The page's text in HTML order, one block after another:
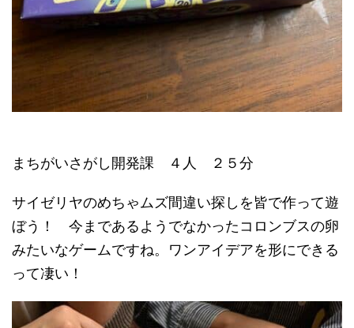
まちがいさがし開発課 ４人 ２５分
サイゼリヤのめちゃムズ間違い探しを皆で作って遊
ぼう！ 今まであるようでなかったコロンブスの卵
みたいなゲームですね。ワンアイデアを形にできる
って凄い！